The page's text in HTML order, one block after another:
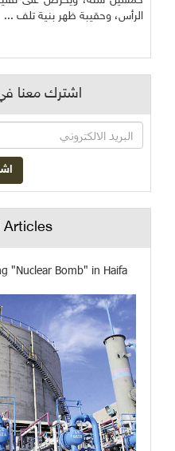
الرأس، وحقيبة ظهر بنية تلف ...
اشترك معنا في
"Nuclear Bomb" in Haifa